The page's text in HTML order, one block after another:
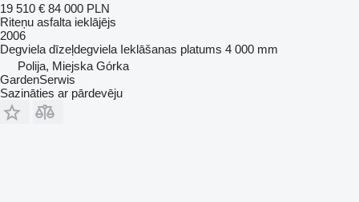
19 510 € 84 000 PLN
Riteņu asfalta ieklājējs
2006
Degviela dīzeļdegviela Ieklāšanas platums 4 000 mm
Polija, Miejska Górka
GardenSerwis
Sazināties ar pārdevēju